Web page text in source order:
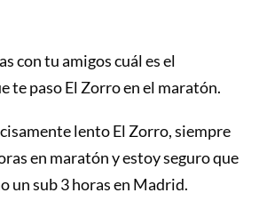
con tu amigos cuál es el
te paso El Zorro en el maratón.
lento El Zorro, siempre
en maratón y estoy seguro que
un sub 3 horas en Madrid.